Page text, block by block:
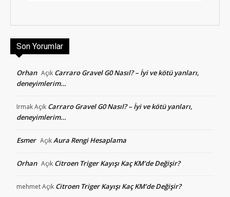
Son Yorumlar
Orhan Açık Carraro Gravel G0 Nasıl? – İyi ve kötü yanları,
deneyimlerim…
IrmakAçık Carraro Gravel G0 Nasıl? – İyi ve kötü yanları,
deneyimlerim…
Esmer AçıkAura Rengi Hesaplama
Orhan Açık Citroen Triger Kayışı Kaç KM’de Değişir?
mehmetAçık Citroen Triger Kayışı Kaç KM’de Değişir?